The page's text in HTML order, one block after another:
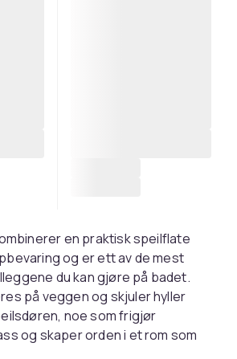
en praktisk speilflate
og er ett av de mest
du kan gjøre på badet.
på veggen og skjuler hyller
noe som frigjør
og skaper orden i et rom som